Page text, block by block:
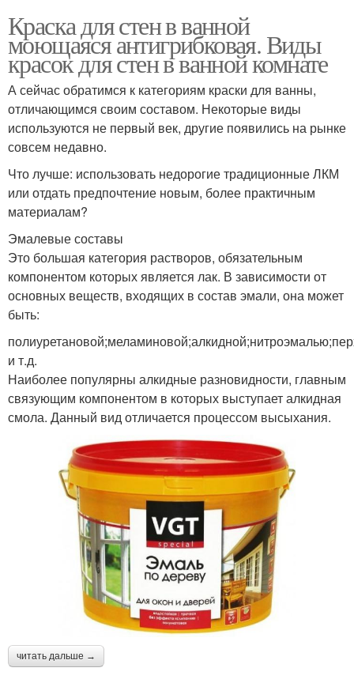
Краска для стен в ванной
моющаяся антигрибковая. Виды
красок для стен в ванной комнате
А сейчас обратимся к категориям краски для ванны,
отличающимся своим составом. Некоторые виды
используются не первый век, другие появились на рынке
совсем недавно.
Что лучше: использовать недорогие традиционные ЛКМ
или отдать предпочтение новым, более практичным
материалам?
Эмалевые составы
Это большая категория растворов, обязательным
компонентом которых является лак. В зависимости от
основных веществ, входящих в состав эмали, она может
быть:
и т.д.
Наиболее популярны алкидные разновидности, главным
связующим компонентом в которых выступает алкидная
смола. Данный вид отличается процессом высыхания.
читать дальше →